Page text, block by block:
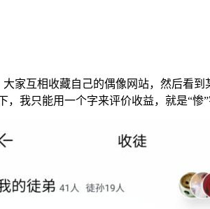
家互相收藏自己的偶像网站，然后看
我只能用一个字来评价收益，就是“惨”